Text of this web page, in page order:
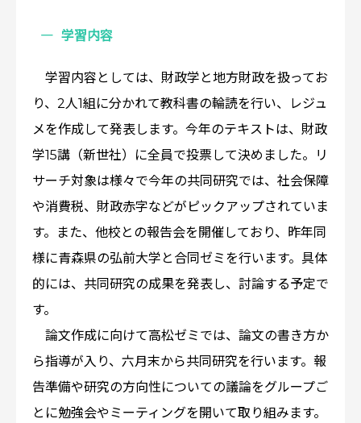
学習内容
学習内容としては、財政学と地方財政を扱ってお
り、2人1組に分かれて教科書の輪読を行い、レジュ
メを作成して発表します。今年のテキストは、財政
学15講（新世社）に全員で投票して決めました。リ
サーチ対象は様々で今年の共同研究では、社会保障
や消費税、財政赤字などがピックアップされていま
す。また、他校との報告会を開催しており、昨年同
様に青森県の弘前大学と合同ゼミを行います。具体
的には、共同研究の成果を発表し、討論する予定で
す。
論文作成に向けて高松ゼミでは、論文の書き方か
ら指導が入り、六月末から共同研究を行います。報
告準備や研究の方向性についての議論をグループご
とに勉強会やミーティングを開いて取り組みます。